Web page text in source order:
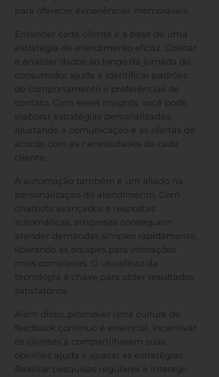
para oferecer experiências memoráveis.
Entender cada cliente é a base de uma
estratégia de atendimento eficaz. Coletar
e analisar dados ao longo da jornada do
consumidor ajuda a identificar padrões
de comportamento e preferências de
contato. Com esses insights, você pode
elaborar estratégias personalizadas,
ajustando a comunicação e as ofertas de
acordo com as necessidades de cada
cliente.
A automação também é um aliado na
personalização do atendimento. Com
chatbots avançados e respostas
automáticas, empresas conseguem
atender demandas simples rapidamente,
liberando as equipes para interações
mais complexas. O uso eficaz da
tecnologia é chave para obter resultados
satisfatórios.
Além disso, promover uma cultura de
feedback contínuo é essencial. Incentivar
os clientes a compartilharem suas
opiniões ajuda a ajustar as estratégias.
Realizar pesquisas regulares e interagir